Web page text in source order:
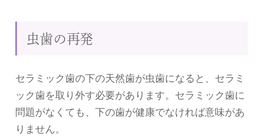
虫歯の再発
セラミック歯の下の天然歯が虫歯になると、セラミ
ック歯を取り外す必要があります。セラミック歯に
問題がなくても、下の歯が健康でなければ意味があ
りません。